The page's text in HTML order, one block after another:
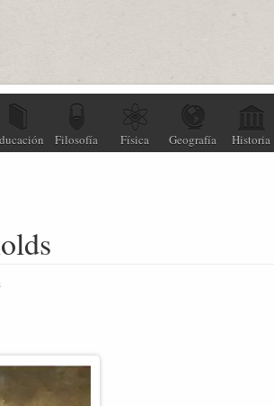
Filosofía Física Geografía Historia